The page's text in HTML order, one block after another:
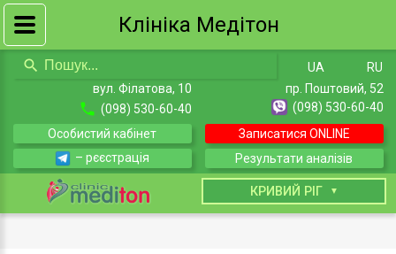
UA
RU
вул. Філатова, 10
(098) 530-60-40
пр. Поштовий, 52
(098) 530-60-40
Особистий кабінет
– рєєстрація
Записатися ONLINE
Результати аналізів
КРИВИЙ РІГ
Клініка Медітон